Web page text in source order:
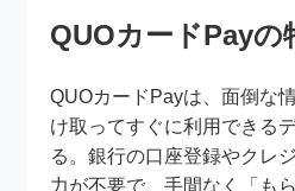
QUOカードPayの
QUOカードPayは、面倒な
け取ってすぐに利用できる
る。銀行の口座登録やクレ
力が不要で、手間なく「も